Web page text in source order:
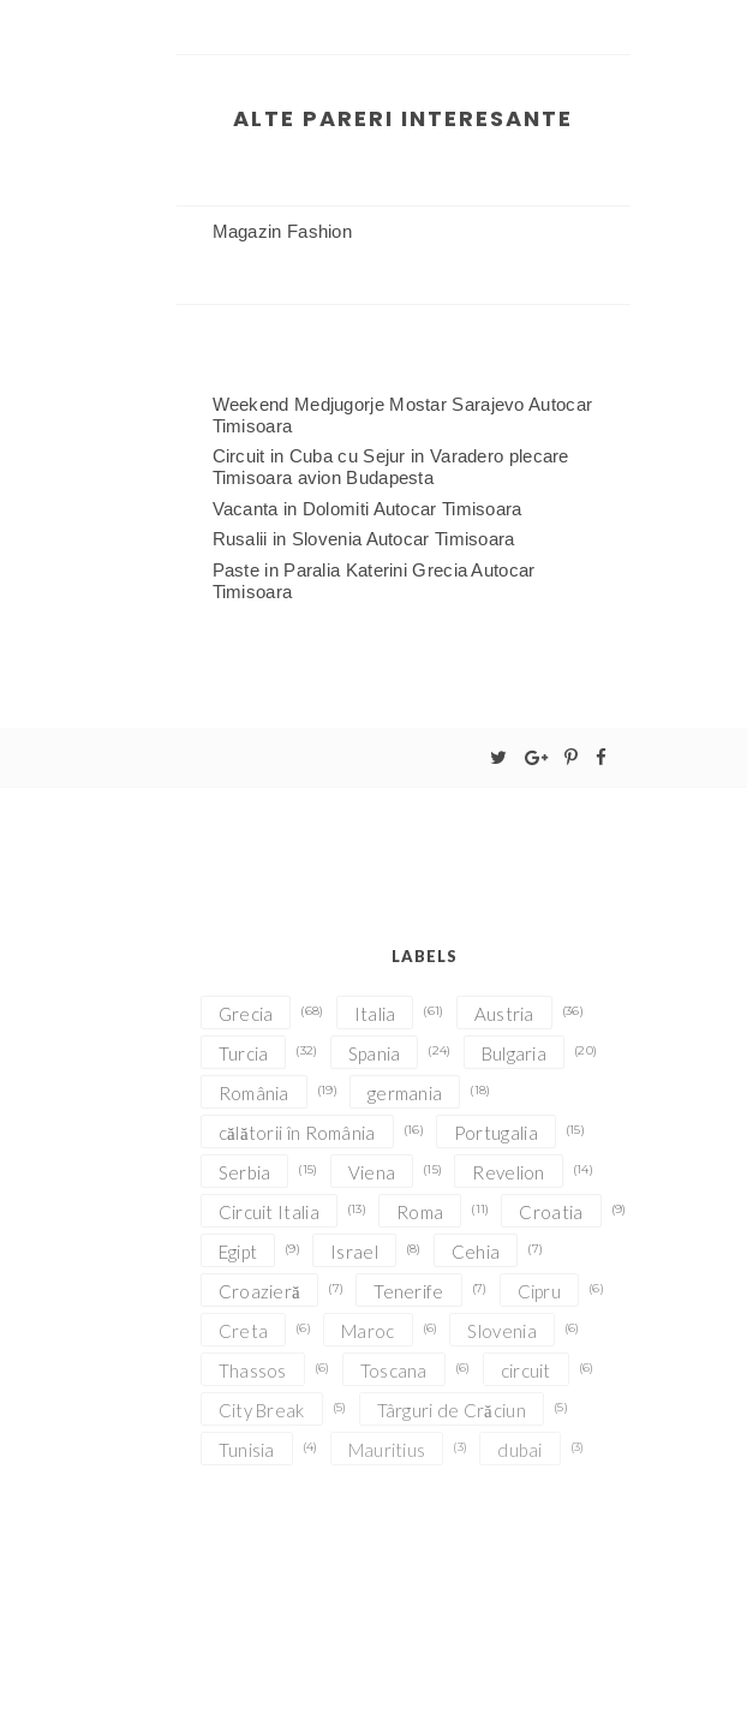
ALTE PARERI INTERESANTE
Magazin Fashion
Weekend Medjugorje Mostar Sarajevo Autocar
Timisoara
Circuit in Cuba cu Sejur in Varadero plecare
Timisoara avion Budapesta
Vacanta in Dolomiti Autocar Timisoara
Rusalii in Slovenia Autocar Timisoara
Paste in Paralia Katerini Grecia Autocar
Timisoara
LABELS
Grecia (68) Italia (61) Austria (36)
Turcia (32) Spania (24) Bulgaria (20)
România (19) germania (18)
călătorii în România (16) Portugalia (15)
Serbia (15) Viena (15) Revelion (14)
Circuit Italia (13) Roma (11) Croatia (9)
Egipt (9) Israel (8) Cehia (7)
Croazieră (7) Tenerife (7) Cipru (6)
Creta (6) Maroc (6) Slovenia (6)
Thassos (6) Toscana (6) circuit (6)
City Break (5) Târguri de Crăciun (5)
Tunisia (4) Mauritius (3) dubai (3)